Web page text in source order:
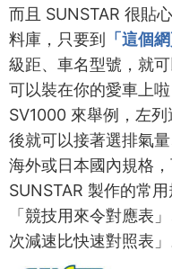
而且 SUNSTAR 很貼
料庫，只要到 「這個網
級距、車名型號，就
可以裝在你的愛車上
SV1000 來舉例，左
後就可以接著選排氣
海外或日本國內規格
SUNSTAR 製作的常
「競技用來令對應表
次減速比快速對照表」